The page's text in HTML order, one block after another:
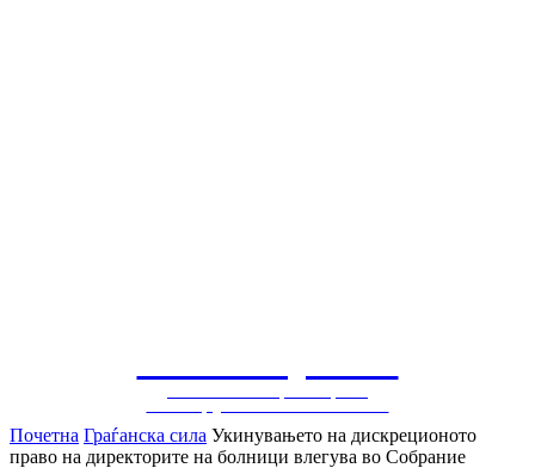
Почетна Граѓанска сила Укинувањето на дискреционото
право на директорите на болници влегува во Собрание